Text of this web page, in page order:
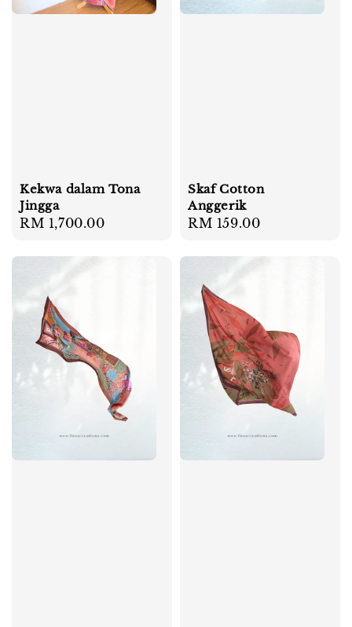
Kekwa dalam Tona
Jingga
Regular
RM 1,700.00
Skaf Cotton
Anggerik
Regular
RM 159.00